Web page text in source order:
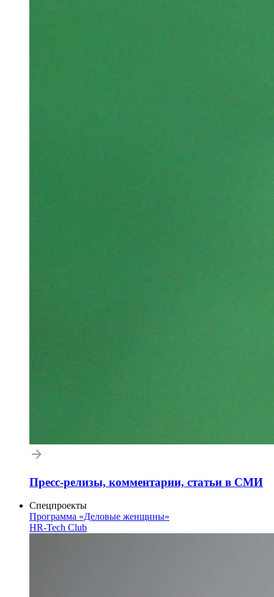
Пресс-релизы, комментарии, статьи в СМИ
Спецпроекты
Программа «Деловые женщины»
HR-Tech Club